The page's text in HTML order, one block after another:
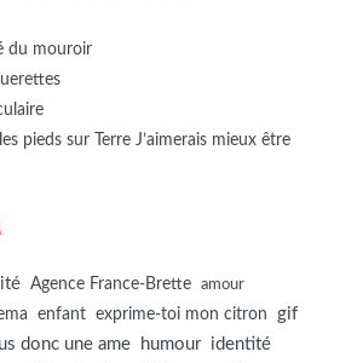
du mouroir
pieds sur Terre J’aimerais mieux être
Agence France-Brette amour
enfant exprime-toi mon citron
gif
donc une ame
humour identité